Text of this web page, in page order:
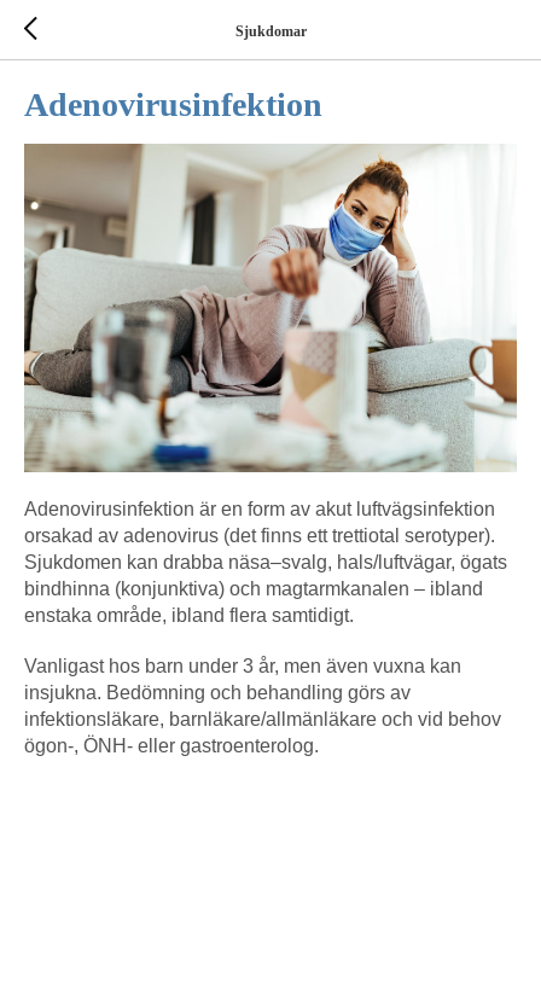
Sjukdomar
Adenovirusinfektion
Adenovirusinfektion är en form av akut luftvägsinfektion
orsakad av adenovirus (det finns ett trettiotal serotyper).
Sjukdomen kan drabba näsa–svalg, hals/luftvägar, ögats
bindhinna (konjunktiva) och magtarmkanalen – ibland
enstaka område, ibland flera samtidigt.
Vanligast hos barn under 3 år, men även vuxna kan
insjukna. Bedömning och behandling görs av
infektionsläkare, barnläkare/allmänläkare och vid behov
ögon-, ÖNH- eller gastroenterolog.